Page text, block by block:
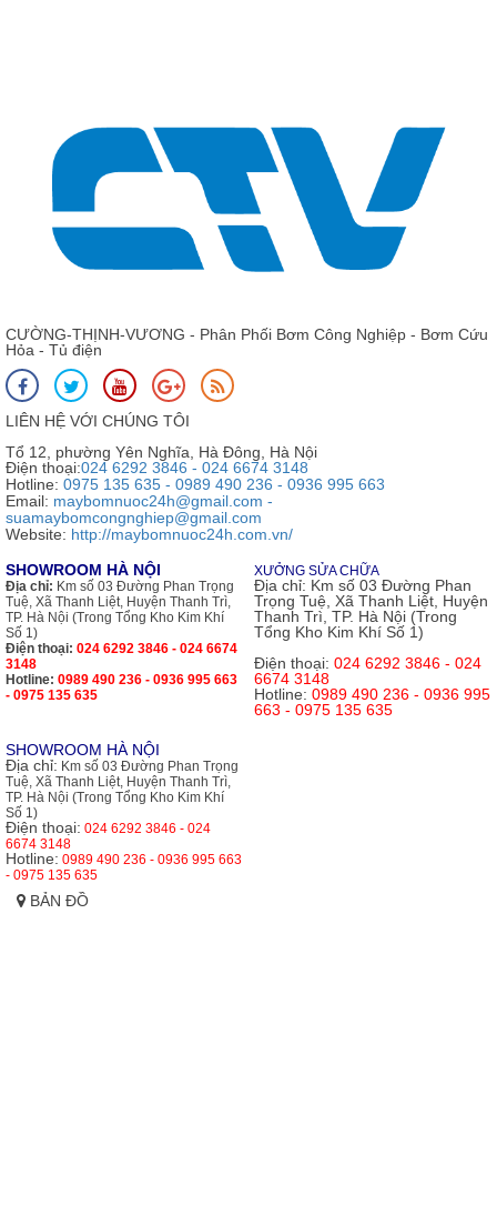
CƯỜNG-THỊNH-VƯƠNG - Phân Phối Bơm Công Nghiệp - Bơm Cứu
Hỏa - Tủ điện
LIÊN HỆ VỚI CHÚNG TÔI
Tổ 12, phường Yên Nghĩa, Hà Đông, Hà Nội
Điện thoại:024 6292 3846 - 024 6674 3148
Hotline: 0975 135 635 - 0989 490 236 - 0936 995 663
Email: maybomnuoc24h@gmail.com -
suamaybomcongnghiep@gmail.com
Website: http://maybomnuoc24h.com.vn/
SHOWROOM HÀ NỘI
Địa chỉ: Km số 03 Đường Phan Trọng
Tuệ, Xã Thanh Liệt, Huyện Thanh Trì,
TP. Hà Nội (Trong Tổng Kho Kim Khí
Số 1)
Điện thoại: 024 6292 3846 - 024 6674
3148
Hotline: 0989 490 236 - 0936 995 663
- 0975 135 635
XƯỞNG SỬA CHỮA
Địa chỉ: Km số 03 Đường Phan
Trọng Tuệ, Xã Thanh Liệt, Huyện
Thanh Trì, TP. Hà Nội (Trong
Tổng Kho Kim Khí Số 1)
Điện thoại: 024 6292 3846 - 024
6674 3148
Hotline: 0989 490 236 - 0936 995
663 - 0975 135 635
SHOWROOM HÀ NỘI
Địa chỉ: Km số 03 Đường Phan Trọng
Tuệ, Xã Thanh Liệt, Huyện Thanh Trì,
TP. Hà Nội (Trong Tổng Kho Kim Khí
Số 1)
Điện thoại: 024 6292 3846 - 024
6674 3148
Hotline: 0989 490 236 - 0936 995 663
- 0975 135 635
BẢN ĐỒ